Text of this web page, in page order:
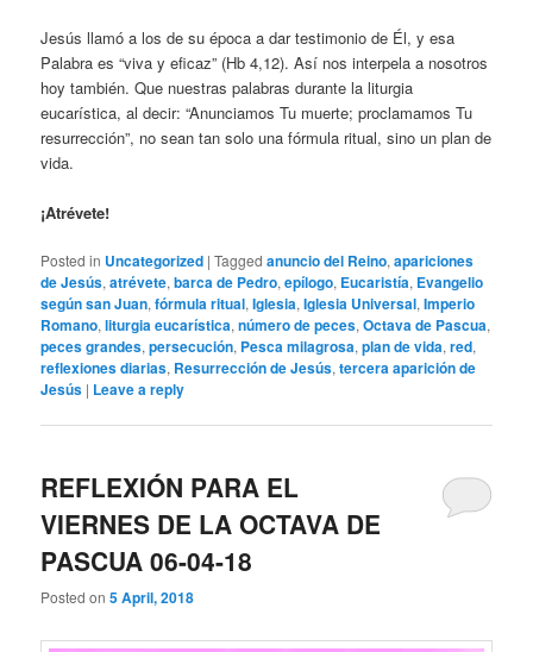
Jesús llamó a los de su época a dar testimonio de Él, y esa
Palabra es “viva y eficaz” (Hb 4,12). Así nos interpela a nosotros
hoy también. Que nuestras palabras durante la liturgia
eucarística, al decir: “Anunciamos Tu muerte; proclamamos Tu
resurrección”, no sean tan solo una fórmula ritual, sino un plan de
vida.
¡Atrévete!
Posted in Uncategorized |Tagged anuncio del Reino,apariciones
de Jesús,atrévete,barca de Pedro,epílogo, Eucaristía, Evangelio
según san Juan,fórmula ritual,Iglesia,Iglesia Universal,Imperio
Romano,liturgia eucarística,número de peces,Octava de Pascua,
peces grandes,persecución, Pesca milagrosa,plan de vida,red,
reflexiones diarias, Resurrección de Jesús,tercera aparición de
Jesús | Leave a reply
REFLEXIÓN PARA EL
VIERNES DE LA OCTAVA DE
PASCUA 06-04-18
Posted on5 April, 2018